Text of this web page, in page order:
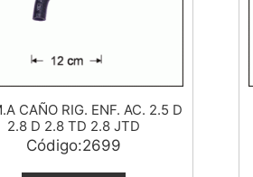
CAÑO RIG. ENF. AC. 2.5 D
2.8 D 2.8 TD 2.8 JTD
Código:2699